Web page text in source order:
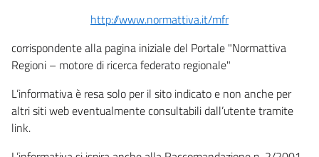
http://www.normattiva.it/mfr
corrispondente alla pagina iniziale del Portale "Normattiva
Regioni – motore di ricerca federato regionale"
L’informativa è resa solo per il sito indicato e non anche per
altri siti web eventualmente consultabili dall’utente tramite
link.